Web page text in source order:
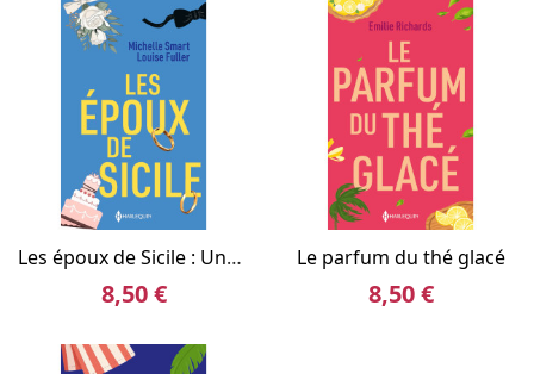
Les époux de Sicile : Une vengence sicilienne / Le pacte d'un sicilien
8,50 €
Le parfum du thé glacé
8,50 €